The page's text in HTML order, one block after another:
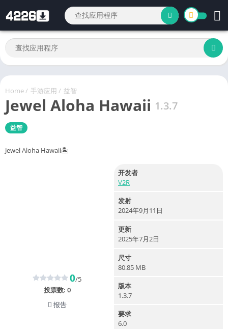
Home/ 手游应用 / 益智
Jewel Aloha Hawaii 1.3.7
益智
Jewel Aloha Hawaii🏝
0/5
投票数: 0
报告
开发者
V2R
发射
2024年9月11日
更新
2025年7月2日
尺寸
80.85 MB
版本
1.3.7
要求
6.0